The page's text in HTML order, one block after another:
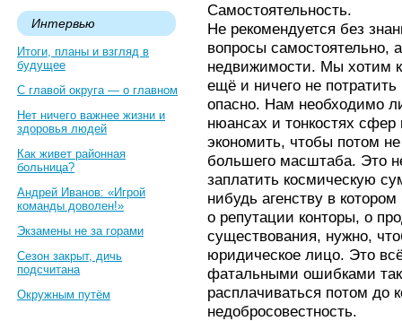
Интервью
Итоги, планы и взгляд в
будущее
С главой округа — о главном
Нет ничего важнее жизни и
здоровья людей
Как живет районная
больница?
Андрей Иванов: «Игрой
команды доволен!»
Экзамены не за горами
Сезон закрыт, дичь
подсчитана
Окружным путём
Самостоятельность.
Не рекомендуется без
вопросы самостоятельно,
недвижимости. Мы хотим
ещё и ничего не
опасно. Нам необходимо
нюансах и тонкостях
экономить, чтобы потом
большего масштаба. Это
заплатить космическую
нибудь агенству в
о репутации конторы, о
существования, нужно,
юридическое лицо. Это
фатальными ошибками
расплачиваться потом до
недобросовестность.